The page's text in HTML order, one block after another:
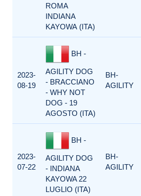
ROMA
INDIANA
KAYOWA (ITA)
2023-
08-19
BH -
AGILITY DOG
- BRACCIANO
- WHY NOT
DOG - 19
AGOSTO (ITA)
BH-
AGILITY
2023-
07-22
BH -
AGILITY DOG
- INDIANA
KAYOWA 22
LUGLIO (ITA)
BH-
AGILITY